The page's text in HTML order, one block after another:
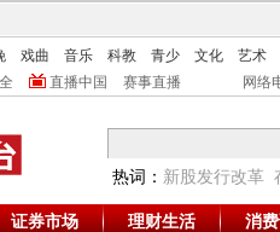
戏曲 音乐 科教 青少 文化
艺术
直播中国 赛事直播 网络
热词： 新股发行改革
证券市场 理财生活 消